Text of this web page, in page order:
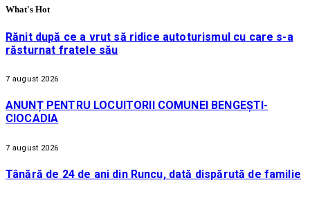
What's Hot
Rănit după ce a vrut să ridice autoturismul cu care s-a
răsturnat fratele său
7 august 2026
ANUNȚ PENTRU LOCUITORII COMUNEI BENGEȘTI-
CIOCADIA
7 august 2026
Tânără de 24 de ani din Runcu, dată dispărută de familie